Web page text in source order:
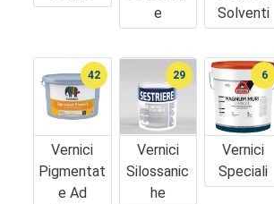
E
Solventi
Vernici
Pigmentat
E Ad
42
Vernici
Silossanic
He
29
Vernici
Speciali
6